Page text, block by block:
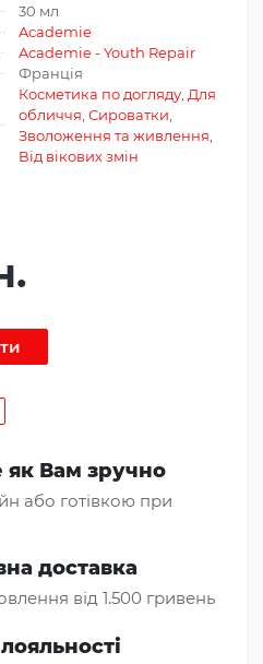
30 мл
Academie
Academie - Youth Repair
Франція
Косметика по догляду Для
обличчя Сироватки
Зволоження та живлення
Від вікових змін
як Вам зручно
або готівкою при
доставка
від 1.500 гривень